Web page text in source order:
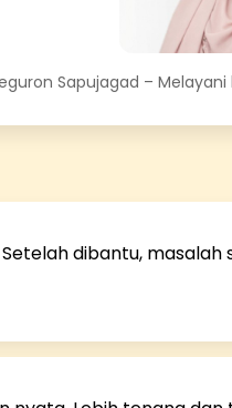
Sapujagad –
dibantu,